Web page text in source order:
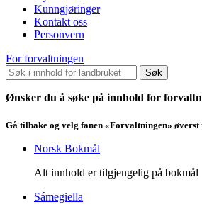
Kunngjøringer
Kontakt oss
Personvern
For forvaltningen
Søk
Ønsker du å søke på innhold for
Gå tilbake og velg fanen «Forvaltningen»
Norsk Bokmål
Alt innhold er tilgjengelig på bokmål
Sámegiella